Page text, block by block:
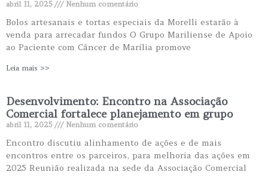
abril 11, 2025 Nenhum comentário
Bolos artesanais e tortas especiais da Morelli estarão à
venda para arrecadar fundos O Grupo Mariliense de Apoio
ao Paciente com Câncer de Marília promove
Leia mais >>
Desenvolvimento: Encontro na Associação
Comercial fortalece planejamento em grupo
abril 11, 2025 Nenhum comentário
Encontro discutiu alinhamento de ações e de mais
encontros entre os parceiros, para melhoria das ações em
2025 Reunião realizada na sede da Associação Comercial